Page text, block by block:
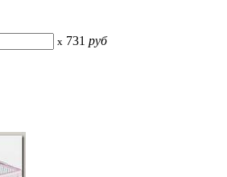
x 731 руб